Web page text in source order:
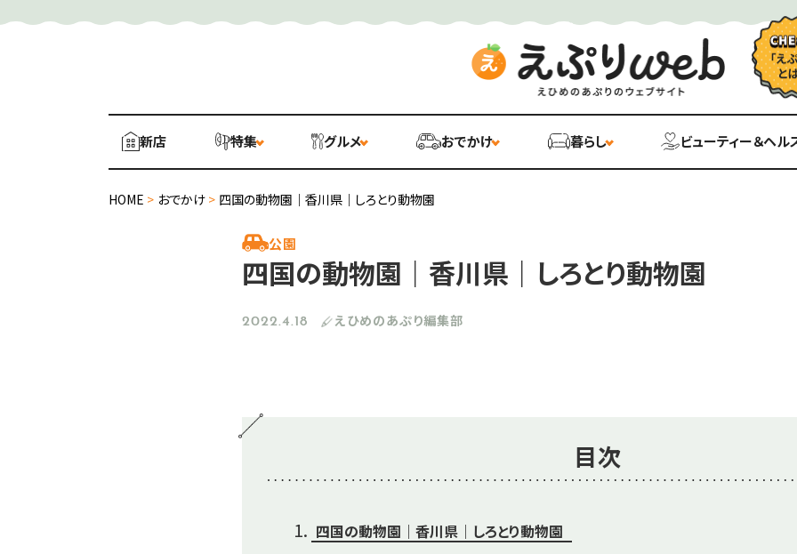
新店 特集 グルメ おでかけ 暮らし ビューティー＆ヘル
HOME > おでかけ > 四国の動物園｜香川県｜しろとり動物園
公園
四国の動物園｜香川県｜しろとり動物園
2022.4.18 えひめのあぷり編集部
目次
四国の動物園｜香川県｜しろとり動物園